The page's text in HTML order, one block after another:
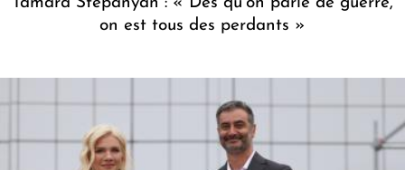
on est tous des perdants »